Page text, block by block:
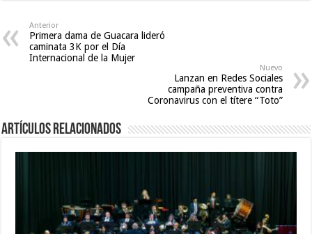
sexy
video ,
desi
Anterior
Primera dama de Guacara lideró
caminata 3K por el Día
Internacional de la Mujer
Nuevo
Lanzan en Redes Sociales
campaña preventiva contra
Coronavirus con el títere “Toto”
Artículos relacionados